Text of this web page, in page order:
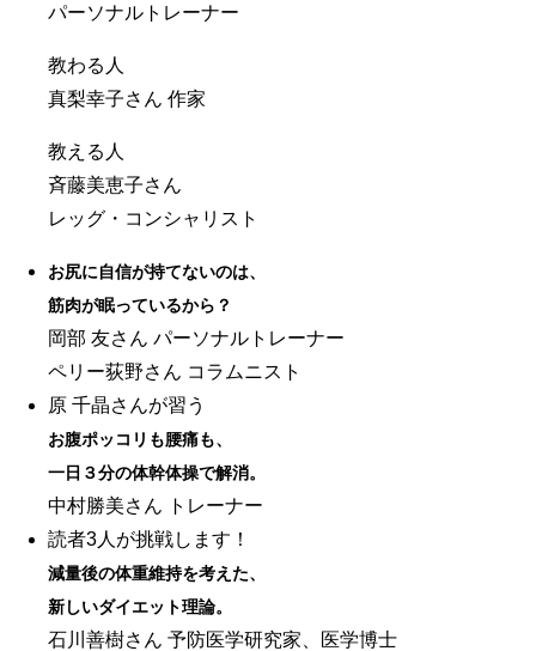
パーソナルトレーナー
教わる人
真梨幸子さん 作家
教える人
斉藤美恵子さん
レッグ・コンシャリスト
お尻に自信が持てないのは、
筋肉が眠っているから？
岡部 友さん パーソナルトレーナー
ペリー荻野さん コラムニスト
原 千晶さんが習う
お腹ポッコリも腰痛も、
一日３分の体幹体操で解消。
中村勝美さん トレーナー
読者3人が挑戦します！
減量後の体重維持を考えた、
新しいダイエット理論。
石川善樹さん 予防医学研究家、医学博士